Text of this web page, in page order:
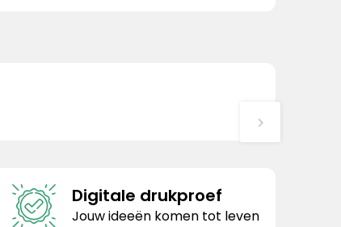
Digitale drukproef
Jouw ideeën komen tot leven